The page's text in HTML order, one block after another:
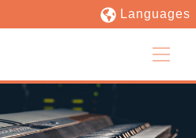
Languages